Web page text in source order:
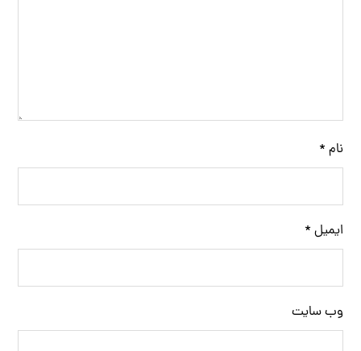
نام *
ایمیل *
وب‌ سایت